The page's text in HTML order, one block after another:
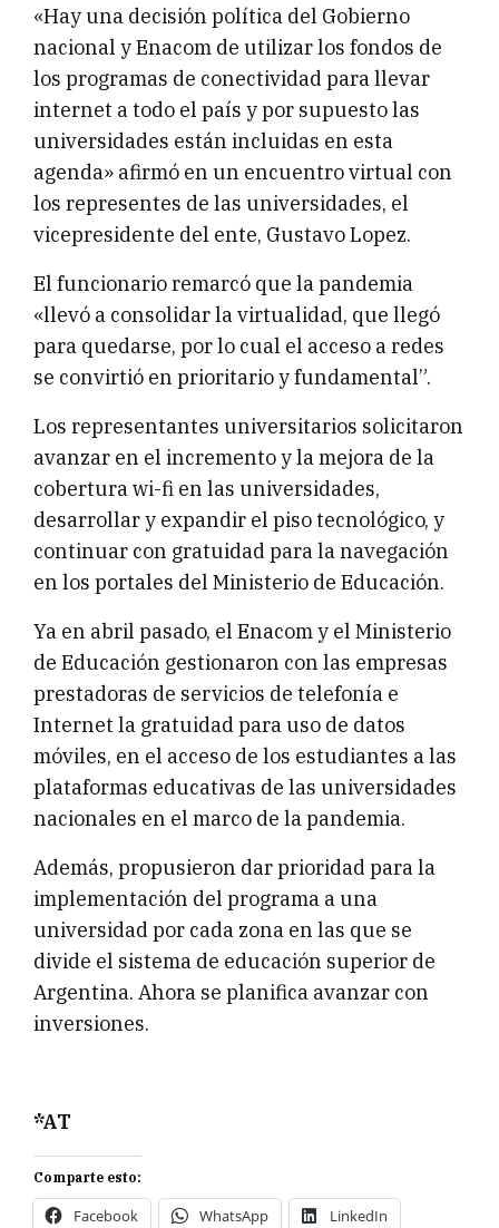
«Hay una decisión política del Gobierno
nacional y Enacom de utilizar los fondos de
los programas de conectividad para llevar
internet a todo el país y por supuesto las
universidades están incluidas en esta
agenda» afirmó en un encuentro virtual con
los representes de las universidades, el
vicepresidente del ente, Gustavo Lopez.
El funcionario remarcó que la pandemia
«llevó a consolidar la virtualidad, que llegó
para quedarse, por lo cual el acceso a redes
se convirtió en prioritario y fundamental”.
Los representantes universitarios solicitaron
avanzar en el incremento y la mejora de la
cobertura wi-fi en las universidades,
desarrollar y expandir el piso tecnológico, y
continuar con gratuidad para la navegación
en los portales del Ministerio de Educación.
Ya en abril pasado, el Enacom y el Ministerio
de Educación gestionaron con las empresas
prestadoras de servicios de telefonía e
Internet la gratuidad para uso de datos
móviles, en el acceso de los estudiantes a las
plataformas educativas de las universidades
nacionales en el marco de la pandemia.
Además, propusieron dar prioridad para la
implementación del programa a una
universidad por cada zona en las que se
divide el sistema de educación superior de
Argentina. Ahora se planifica avanzar con
inversiones.
*AT
Comparte esto:
Facebook WhatsApp LinkedIn